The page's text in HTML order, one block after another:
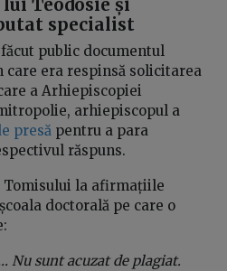
specialist
public documentul
era respinsă solicitarea
a Arhiepiscopiei
arhiepiscopul a
presă pentru a para
răspuns.
Tomisului la afirmațiile
doctorală pe care o
Nu sunt acuzat de plagiat.